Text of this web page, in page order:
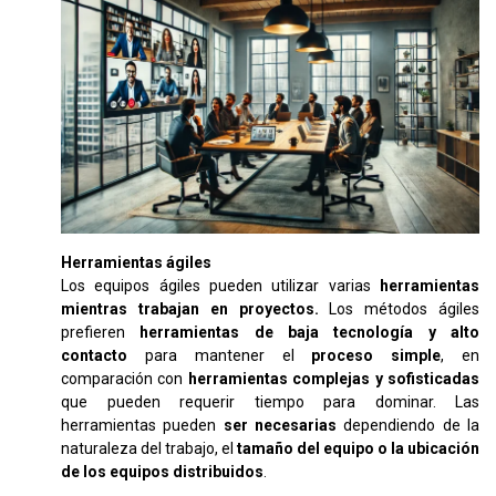
Herramientas ágiles
Los equipos ágiles pueden utilizar varias
herramientas
mientras trabajan en proyectos. Los métodos ágiles
prefieren
herramientas de baja tecnología y alto
contacto para mantener el proceso simple, en
comparación con herramientas complejas y sofisticadas
que pueden requerir tiempo para dominar. Las
herramientas pueden ser necesarias dependiendo de la
naturaleza del trabajo, el tamaño del equipo o la ubicación
de los equipos distribuidos